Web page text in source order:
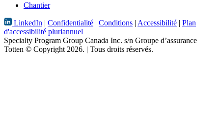
Chantier
LinkedIn | Confidentialité | Conditions | Accessibilité | Plan
d'accessibilité pluriannuel
Specialty Program Group Canada Inc. s/n Groupe d’assurance
Totten © Copyright 2026. | Tous droits réservés.